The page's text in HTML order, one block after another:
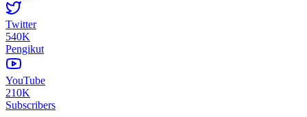
Twitter
540K
Pengikut
YouTube
210K
Subscribers